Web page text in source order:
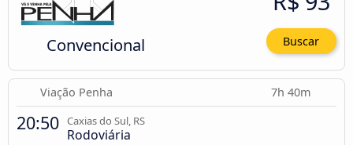
Convencional Buscar
Viação Penha 7h 40m
20:50 Caxias do Sul, RS
Rodoviária